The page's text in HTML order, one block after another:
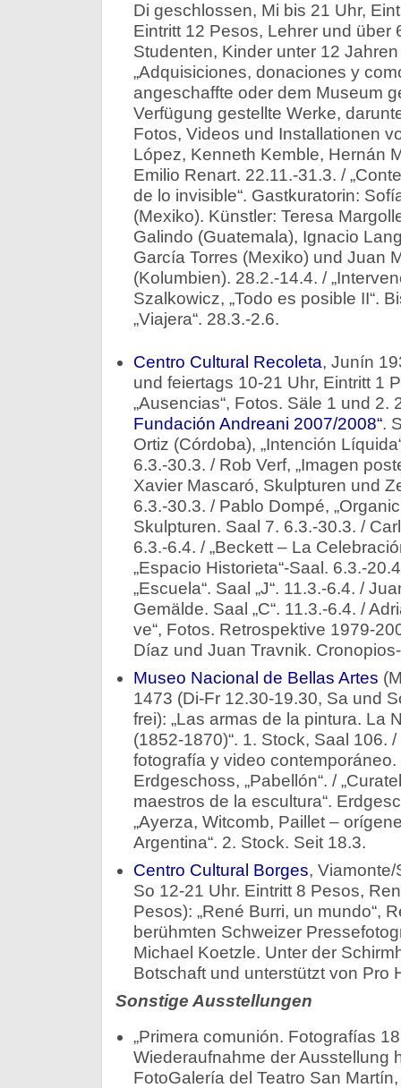
Di geschlossen, Mi bis 21 Uhr,
Eintritt 12 Pesos, Lehrer und über
Studenten, Kinder unter 12
„Adquisiciones, donaciones y
angeschaffte oder dem Museum
Verfügung gestellte Werke,
Fotos, Videos und Installationen
López, Kenneth Kemble, Hernán
Emilio Renart. 22.11.-31.3. /
de lo invisible“. Gastkuratorin:
(Mexiko). Künstler: Teresa
Galindo (Guatemala), Ignacio
García Torres (Mexiko) und Juan
(Kolumbien). 28.2.-14.4. /
Szalkowicz, „Todo es posible II“.
„Viajera“. 28.3.-2.6.
Centro Cultural Recoleta, Junín
und feiertags 10-21 Uhr, Eintritt 1
„Ausencias“, Fotos. Säle 1 und 2.
Fundación Andreani 2007/2008“.
Ortiz (Córdoba), „Intención
6.3.-30.3. / Rob Verf, „Imagen
Xavier Mascaró, Skulpturen und
6.3.-30.3. / Pablo Dompé,
Skulpturen. Saal 7. 6.3.-30.3. /
6.3.-6.4. / „Beckett – La
„Espacio Historieta“-Saal. 6.3.-
„Escuela“. Saal „J“. 11.3.-6.4. /
Gemälde. Saal „C“. 11.3.-6.4. /
ve“, Fotos. Retrospektive 1979-
Díaz und Juan Travnik.
Museo Nacional de Bellas Artes
1473 (Di-Fr 12.30-19.30, Sa und
frei): „Las armas de la pintura. La
(1852-1870)“. 1. Stock, Saal 106.
fotografía y video contemporáneo.
Erdgeschoss, „Pabellón“. /
maestros de la escultura“.
„Ayerza, Witcomb, Paillet –
Argentina“. 2. Stock. Seit 18.3.
Centro Cultural Borges,
So 12-21 Uhr. Eintritt 8 Pesos,
Pesos): „René Burri, un mundo“,
berühmten Schweizer
Michael Koetzle. Unter der
Botschaft und unterstützt von Pro
Sonstige Ausstellungen
„Primera comunión. Fotografías
Wiederaufnahme der Ausstellung
FotoGalería del Teatro San